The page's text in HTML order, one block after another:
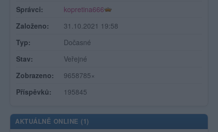
Správci:
kopretina666
Založeno:
31.10.2021 19:58
Typ:
Dočasné
Stav:
Veřejné
Zobrazeno:
9658785×
Příspěvků:
195845
AKTUÁLNĚ ONLINE (1)